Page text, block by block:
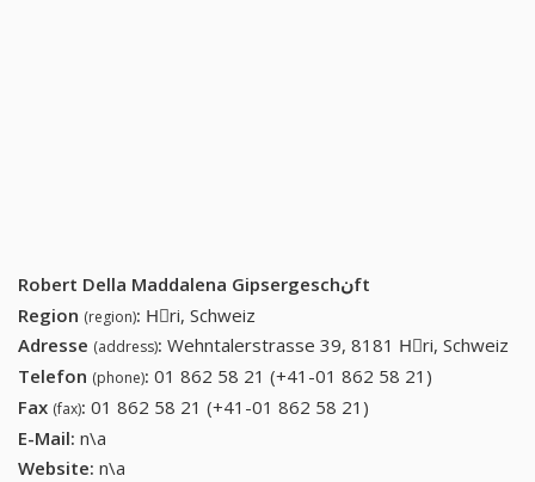
Robert Della Maddalena Gipsergeschنft
Region (region): Hِri, Schweiz
Adresse (address): Wehntalerstrasse 39, 8181 Hِri, Schweiz
Telefon (phone): 01 862 58 21 (+41-01 862 58 21)
Fax (fax): 01 862 58 21 (+41-01 862 58 21)
E-Mail: n\a
Website: n\a